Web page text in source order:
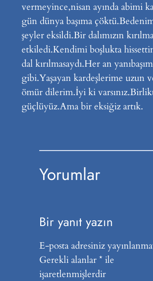
vermeyince,nisan ayında abimi
gün dünya başıma
şeyler eksildi.Bir dalımızın
etkiledi.Kendimi boşlukta
dal kırılmasaydı.Her an
gibi.Yaşayan kardeşlerime uzun
ömür dilerim.İyi ki
güçlüyüz.Ama bir eksiğiz artık.
Yorumlar
Bir yanıt yazın
E-posta adresiniz
Gerekli alanlar*ile
işaretlenmişlerdir